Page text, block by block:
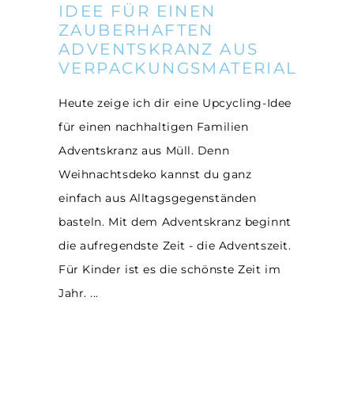
IDEE FÜR EINEN
ZAUBERHAFTEN
ADVENTSKRANZ AUS
VERPACKUNGSMATERIAL
Heute zeige ich dir eine Upcycling-Idee
für einen nachhaltigen Familien
Adventskranz aus Müll. Denn
Weihnachtsdeko kannst du ganz
einfach aus Alltagsgegenständen
basteln. Mit dem Adventskranz beginnt
die aufregendste Zeit - die Adventszeit.
Für Kinder ist es die schönste Zeit im
Jahr.